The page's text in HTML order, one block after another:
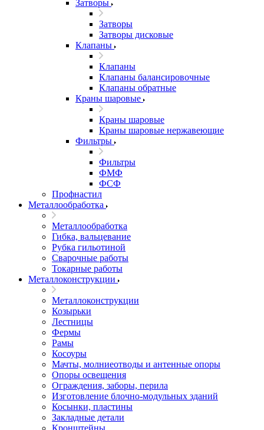
Затворы
Затворы
Затворы дисковые
Клапаны
Клапаны
Клапаны балансировочные
Клапаны обратные
Краны шаровые
Краны шаровые
Краны шаровые нержавеющие
Фильтры
Фильтры
ФМФ
ФСФ
Профнастил
Металлообработка
Металлообработка
Гибка, вальцевание
Рубка гильотиной
Сварочные работы
Токарные работы
Металлоконструкции
Металлоконструкции
Козырьки
Лестницы
Фермы
Рамы
Косоуры
Мачты, молниеотводы и антенные опоры
Опоры освещения
Ограждения, заборы, перила
Изготовление блочно-модульных зданий
Косынки, пластины
Закладные детали
Кронштейны